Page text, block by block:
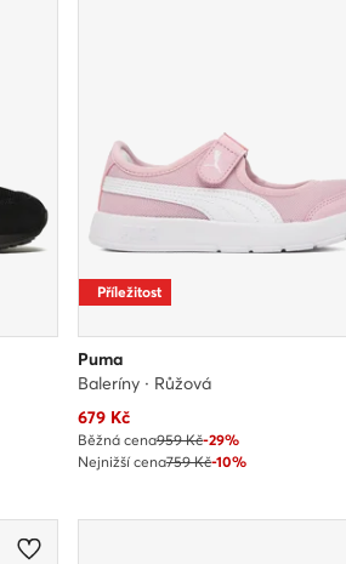
Příležitost
Puma
Baleríny · Růžová
Aktuální cena
679Kč
Běžná cena959 Kč-29%
Nejnižší cena759 Kč-10%